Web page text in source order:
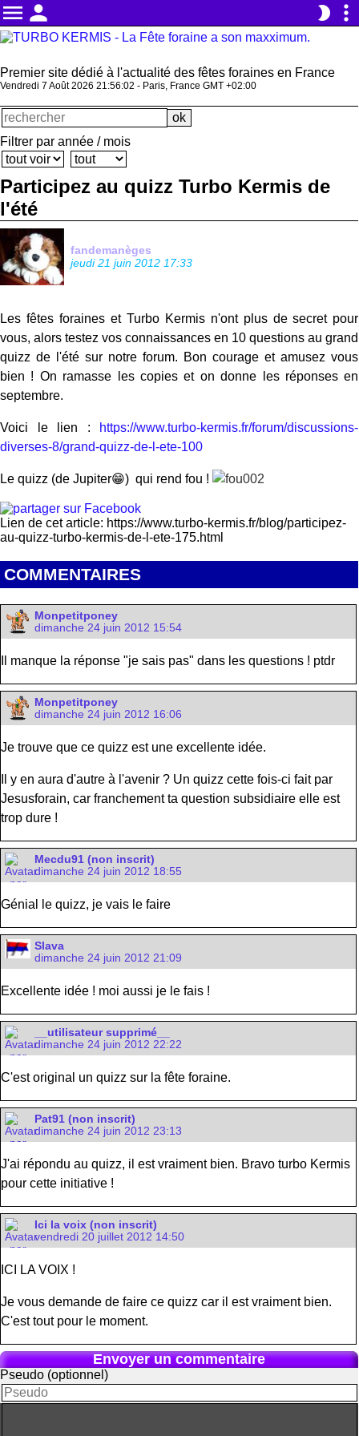
menu person brightness_2 more_vert
Premier site dédié à l'actualité des fêtes foraines en France
Vendredi 7 Août 2026 21:56:03 - Paris, France GMT +02:00
Filtrer par année / mois
Participez au quizz Turbo Kermis de
l'été
fandemanèges
jeudi 21 juin 2012 17:33
Les fêtes foraines et Turbo Kermis n'ont plus de secret pour
vous, alors testez vos connaissances en 10 questions au grand
quizz de l'été sur notre forum. Bon courage et amusez vous
bien ! On ramasse les copies et on donne les réponses en
septembre.
Voici le lien : https://www.turbo-kermis.fr/forum/discussions-
diverses-8/grand-quizz-de-l-ete-100
Le quizz (de Jupiter😁) qui rend fou !
Lien de cet article: https://www.turbo-kermis.fr/blog/participez-
au-quizz-turbo-kermis-de-l-ete-175.html
COMMENTAIRES
Monpetitponey
dimanche 24 juin 2012 15:54
Il manque la réponse "je sais pas" dans les questions ! ptdr
Monpetitponey
dimanche 24 juin 2012 16:06
Je trouve que ce quizz est une excellente idée.
Il y en aura d'autre à l'avenir ? Un quizz cette fois-ci fait par
Jesusforain, car franchement ta question subsidiaire elle est
trop dure !
Mecdu91 (non inscrit)
dimanche 24 juin 2012 18:55
Génial le quizz, je vais le faire
Slava
dimanche 24 juin 2012 21:09
Excellente idée ! moi aussi je le fais !
__utilisateur supprimé__
dimanche 24 juin 2012 22:22
C'est original un quizz sur la fête foraine.
Pat91 (non inscrit)
dimanche 24 juin 2012 23:13
J'ai répondu au quizz, il est vraiment bien. Bravo turbo Kermis
pour cette initiative !
Ici la voix (non inscrit)
vendredi 20 juillet 2012 14:50
ICI LA VOIX !
Je vous demande de faire ce quizz car il est vraiment bien.
C'est tout pour le moment.
Envoyer un commentaire
Pseudo (optionnel)